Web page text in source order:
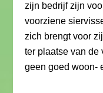
zijn bedrijf zijn
voorziene
zich brengt voor
ter plaatse van de
geen goed woon-